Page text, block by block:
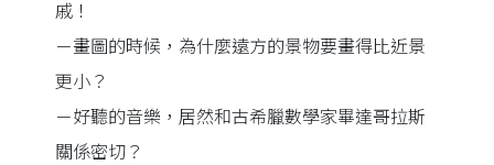
戚！
－畫圖的時候，為什麼遠方的景物要畫得比近景
更小？
－好聽的音樂，居然和古希臘數學家畢達哥拉斯
關係密切？